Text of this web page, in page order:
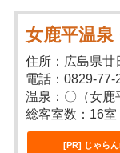
女鹿平温泉
住所：広島県廿
電話：0829-77-
温泉：〇（女鹿
総客室数：16室
[PR] じゃら